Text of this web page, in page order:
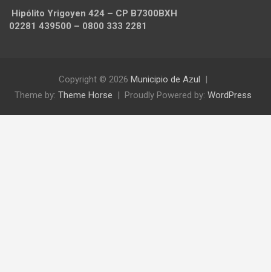
Hipólito Yrigoyen 424 – CP B7300BXH
02281 439500 – 0800 333 2281
Copyright © 2026 Municipio de Azul
Theme by: Theme Horse Proudly Powered by: WordPress